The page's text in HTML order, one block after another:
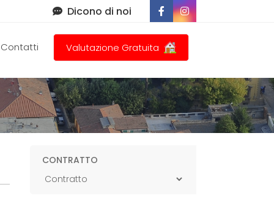
Dicono di noi
Contatti Valutazione Gratuita
CONTRATTO